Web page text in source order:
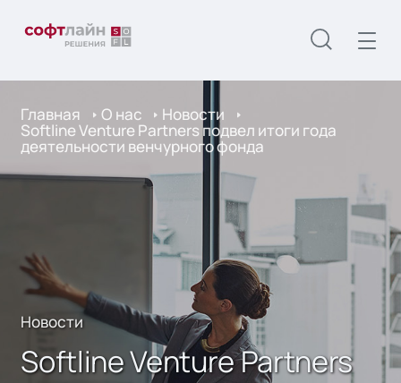
Главная О нас Новости
Softline Venture Partners подвел итоги года
деятельности венчурного фонда
Новости
Softline Venture Partners